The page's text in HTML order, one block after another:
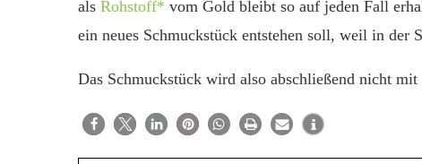
als Rohstoff* vom Gold bleibt so auf jeden Fall
ein neues Schmuckstück entstehen soll, weil in der
Das Schmuckstück wird also abschließend nicht